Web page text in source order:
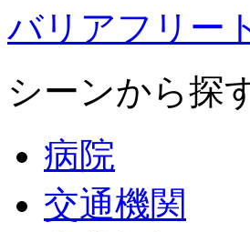
バリアフリー
シーンから探
病院
交通機関